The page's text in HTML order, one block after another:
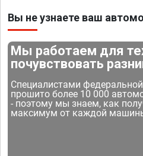
Вы не узнаете ваш
Мы работаем для
почувствовать
Специалистами
прошито более 10 000
- поэтому мы знаем, как
максимум от каждой